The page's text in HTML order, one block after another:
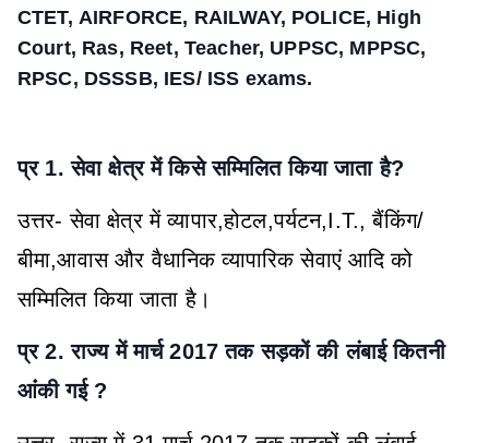
CTET, AIRFORCE, RAILWAY, POLICE, High
Court, Ras, Reet, Teacher, UPPSC, MPPSC,
RPSC, DSSSB, IES/ ISS exams.
प्र 1. सेवा क्षेत्र में किसे सम्मिलित किया जाता है?
उत्तर- सेवा क्षेत्र में व्यापार,होटल,पर्यटन,I.T., बैंकिंग/
बीमा,आवास और वैधानिक व्यापारिक सेवाएं आदि को
सम्मिलित किया जाता है।
प्र 2. राज्य में मार्च 2017 तक सड़कों की लंबाई कितनी
आंंकी गई ?